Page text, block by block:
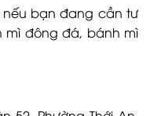
nếu bạn đang cần tư
mì đông đá, bánh mì